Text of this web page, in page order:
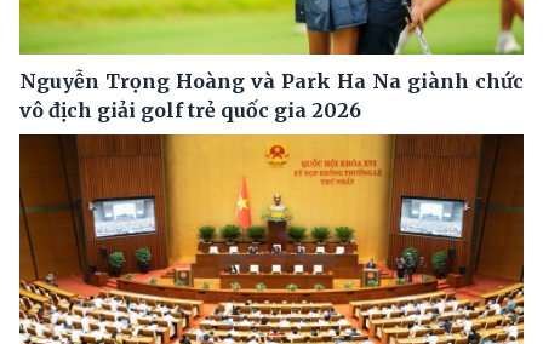
Nguyễn Trọng Hoàng và Park Ha Na giành chức
vô địch giải golf trẻ quốc gia 2026